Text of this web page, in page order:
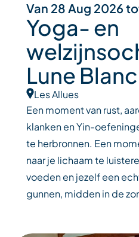
Van 28 Aug 2026
Yoga- en
Lune
Les Allues
Een moment van rust,
klanken en Yin-
te herbronnen. Een
naar je lichaam te
voeden en jezelf een
gunnen, midden in de